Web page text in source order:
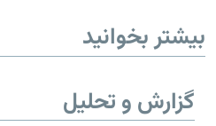
بیشتر بخوانید
گزارش و تحلیل